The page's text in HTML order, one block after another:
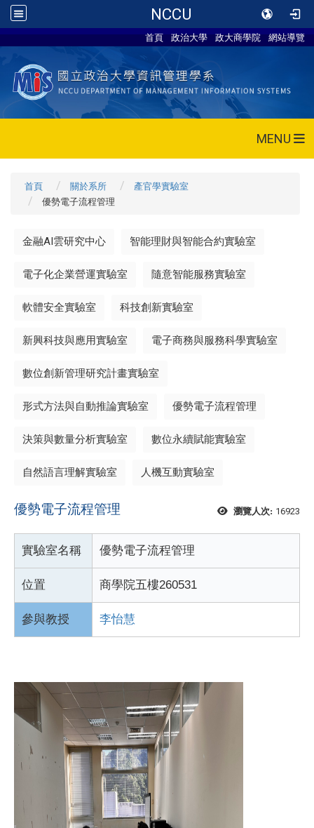
NCCU
首頁 政治大學 政大商學院 網站導覽
MENU
首頁 關於系所
產官學實驗室
優勢電子流程管理
金融AI雲研究中心 智能理財與智能合約實驗室
電子化企業營運實驗室 隨意智能服務實驗室
軟體安全實驗室 科技創新實驗室
新興科技與應用實驗室 電子商務與服務科學實驗室
數位創新管理研究計畫實驗室
形式方法與自動推論實驗室 優勢電子流程管理
決策與數量分析實驗室 數位永續賦能實驗室
自然語言理解實驗室 人機互動實驗室
瀏覽人次: 16923
優勢電子流程管理
實驗室名稱 優勢電子流程管理
位置 商學院五樓260531
參與教授 李怡慧